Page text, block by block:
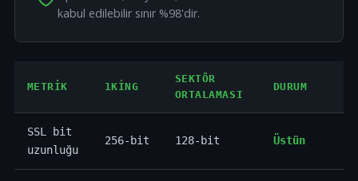
kabul edilebilir sınır %98'dir.
METRIK 1KING
SEKTÖR
ORTALAMASI
DURUM
SSL bit
uzunluğu
256-bit 128-bit Üstün